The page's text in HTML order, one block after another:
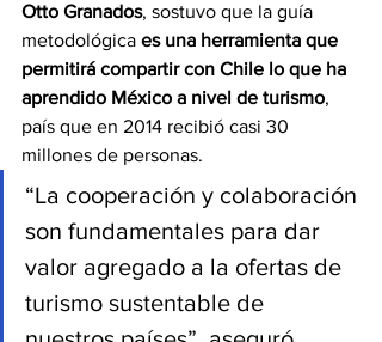
Otto Granados, sostuvo que la guía
metodológica es una herramienta que
permitirá compartir con Chile lo que ha
aprendido México a nivel de turismo,
país que en 2014 recibió casi 30
millones de personas.
“La cooperación y colaboración
son fundamentales para dar
valor agregado a la ofertas de
turismo sustentable de